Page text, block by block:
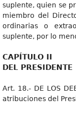
suplente, quien se
miembro del
ordinarias o
suplente, por lo
CAPÍTULO II
DEL PRESIDENTE
Art. 18.- DE LOS
atribuciones del